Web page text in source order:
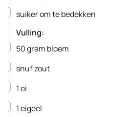
▢
suiker om te bedekken
Vulling:
▢
50gram bloem
▢
snuf zout
▢
1ei
▢
1eigeel